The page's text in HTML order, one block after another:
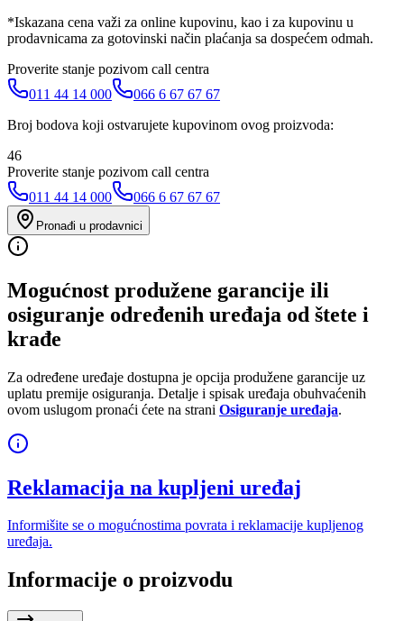
*Iskazana cena važi za online kupovinu, kao i za kupovinu u
prodavnicama za gotovinski način plaćanja sa dospećem odmah.
Proverite stanje pozivom call centra
011 44 14 000
066 6 67 67 67
Broj bodova koji ostvarujete kupovinom ovog proizvoda:
46
Proverite stanje pozivom call centra
011 44 14 000
066 6 67 67 67
Pronađi u prodavnici
Mogućnost produžene garancije ili
osiguranje određenih uređaja od štete i
krađe
Za određene uređaje dostupna je opcija produžene garancije uz
uplatu premije osiguranja. Detalje i spisak uređaja obuhvaćenih
ovom uslugom pronaći ćete na strani Osiguranje uređaja.
Reklamacija na kupljeni uređaj
Informišite se o mogućnostima povrata i reklamacije kupljenog
uređaja.
Informacije o proizvodu